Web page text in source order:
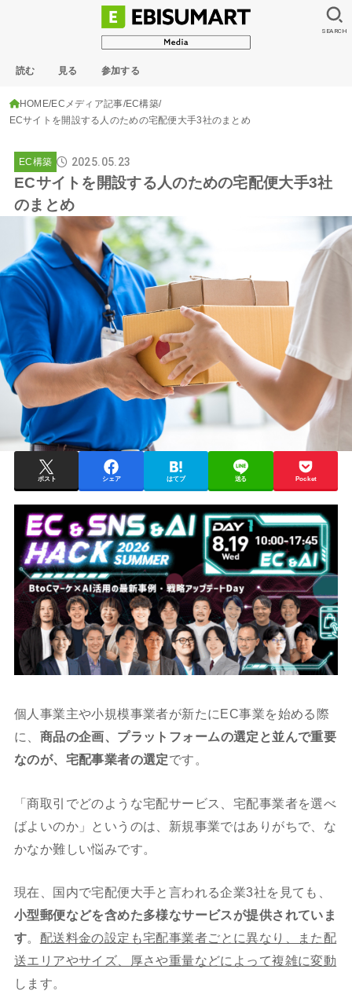
読む 見る 参加する
SEARCH
HOME ECメディア記事 EC構築
ECサイトを開設する人のための宅配便大手3社のまとめ
EC構築 2025.05.23
ECサイトを開設する人のための宅配便大手3社
のまとめ
ポスト シェア はてブ 送る Pocket
個人事業主や小規模事業者が新たにEC事業を始める際
に、 商品の企画、プラットフォームの選定と並んで重要
なのが、宅配事業者の選定です。
「商取引でどのような宅配サービス、宅配事業者を選べ
ばよいのか」というのは、新規事業ではありがちで、な
かなか難しい悩みです。
現在、国内で宅配便大手と言われる企業3社を見ても、
小型郵便などを含めた多様なサービスが提供されていま
す。 配送料金の設定も宅配事業者ごとに異なり、また配
送エリアやサイズ、厚さや重量などによって複雑に変動
します。